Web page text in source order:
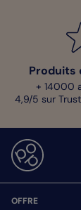
Produits
+ 14000
4,9/5 sur
OFFRE